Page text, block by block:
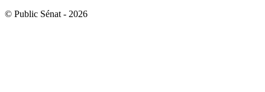
© Public Sénat - 2026